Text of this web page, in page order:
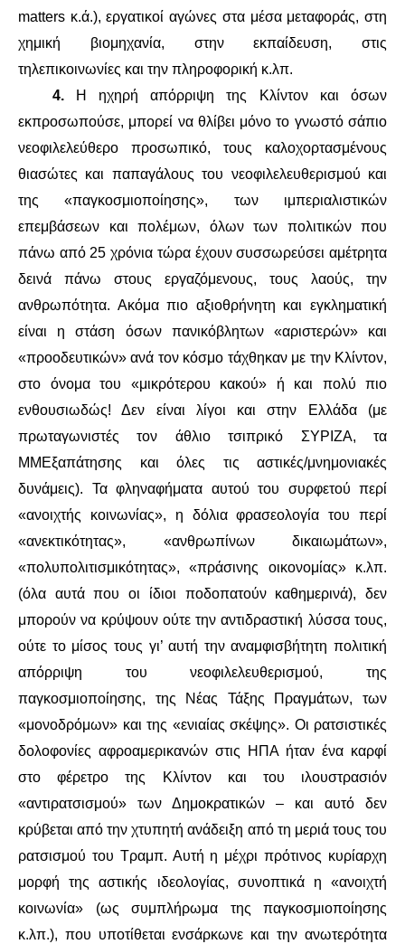
matters κ.ά.), εργατικοί αγώνες στα μέσα μεταφοράς, στη
χημική βιομηχανία, στην εκπαίδευση, στις
τηλεπικοινωνίες και την πληροφορική κ.λπ.
4.Η ηχηρή απόρριψη της Κλίντον και όσων
εκπροσωπούσε, μπορεί να θλίβει μόνο το γνωστό σάπιο
νεοφιλελεύθερο προσωπικό, τους καλοχορτασμένους
θιασώτες και παπαγάλους του νεοφιλελευθερισμού και
της «παγκοσμιοποίησης», των ιμπεριαλιστικών
επεμβάσεων και πολέμων, όλων των πολιτικών που
πάνω από 25 χρόνια τώρα έχουν συσσωρεύσει αμέτρητα
δεινά πάνω στους εργαζόμενους, τους λαούς, την
ανθρωπότητα. Ακόμα πιο αξιοθρήνητη και εγκληματική
είναι η στάση όσων πανικόβλητων «αριστερών» και
«προοδευτικών» ανά τον κόσμο τάχθηκαν με την Κλίντον,
στο όνομα του «μικρότερου κακού» ή και πολύ πιο
ενθουσιωδώς! Δεν είναι λίγοι και στην Ελλάδα (με
πρωταγωνιστές τον άθλιο τσιπρικό ΣΥΡΙΖΑ, τα
ΜΜΕξαπάτησης και όλες τις αστικές/μνημονιακές
δυνάμεις). Τα φληναφήματα αυτού του συρφετού περί
«ανοιχτής κοινωνίας», η δόλια φρασεολογία του περί
«ανεκτικότητας», «ανθρωπίνων δικαιωμάτων»,
«πολυπολιτισμικότητας», «πράσινης οικονομίας» κ.λπ.
(όλα αυτά που οι ίδιοι ποδοπατούν καθημερινά), δεν
μπορούν να κρύψουν ούτε την αντιδραστική λύσσα τους,
ούτε το μίσος τους γι’ αυτή την αναμφισβήτητη πολιτική
απόρριψη του νεοφιλελευθερισμού, της
παγκοσμιοποίησης, της Νέας Τάξης Πραγμάτων, των
«μονοδρόμων» και της «ενιαίας σκέψης». Οι ρατσιστικές
δολοφονίες αφροαμερικανών στις ΗΠΑ ήταν ένα καρφί
στο φέρετρο της Κλίντον και του ιλουστρασιόν
«αντιρατσισμού» των Δημοκρατικών – και αυτό δεν
κρύβεται από την χτυπητή ανάδειξη από τη μεριά τους του
ρατσισμού του Τραμπ. Αυτή η μέχρι πρότινος κυρίαρχη
μορφή της αστικής ιδεολογίας, συνοπτικά η «ανοιχτή
κοινωνία» (ως συμπλήρωμα της παγκοσμιοποίησης
κ.λπ.), που υποτίθεται ενσάρκωνε και την ανωτερότητα